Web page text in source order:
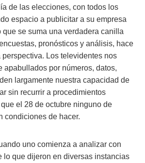
de las elecciones, con todos los
espacio a publicitar a su empresa
que se suma una verdadera canilla
pronósticos y análisis, hace
perspectiva. Los televidentes nos
apabullados por números, datos,
largamente nuestra capacidad de
sin recurrir a procedimientos
el 28 de octubre ninguno de
condiciones de hacer.
uno comienza a analizar con
lo que dijeron en diversas instancias